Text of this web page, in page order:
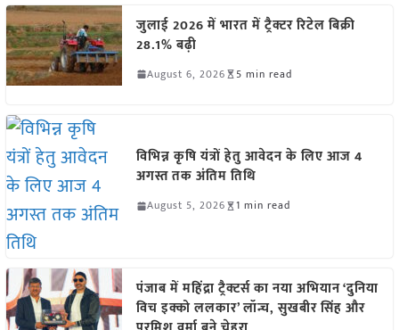
जुलाई 2026 में भारत में ट्रैक्टर रिटेल बिक्री
28.1% बढ़ी
August 6, 2026 5 min read
विभिन्न कृषि यंत्रों हेतु आवेदन के लिए आज 4
अगस्त तक अंतिम तिथि
August 5, 2026 1 min read
पंजाब में महिंद्रा ट्रैक्टर्स का नया अभियान ‘दुनिया
विच इक्को ललकार’ लॉन्च, सुखबीर सिंह और